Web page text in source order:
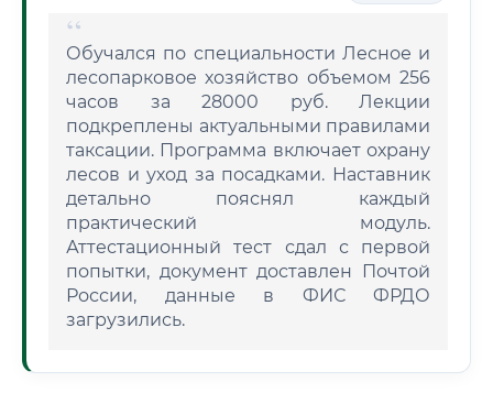
Обучался по специальности Лесное и
лесопарковое хозяйство объемом 256
часов за 28000 руб. Лекции
подкреплены актуальными правилами
таксации. Программа включает охрану
лесов и уход за посадками. Наставник
детально пояснял каждый
практический модуль.
Аттестационный тест сдал с первой
попытки, документ доставлен Почтой
России, данные в ФИС ФРДО
загрузились.